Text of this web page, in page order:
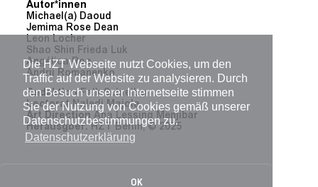
Die HZT Webseite nutzt Cookies, um den
Traffic auf der Website zu analysieren. Durch
den Besuch unserer Internetseite stimmen
Sie der Nutzung von Cookies gemäß unserer
Datenschutzbestimmungen zu.
Datenschutzerklärung
OK
Autor*innen
Michael(a) Daoud
Jemima Rose Dean
Leon Locher
Shao Shin Frieda Luk
Angélica Roa
Andrii Romanenko
RedaktionFalk Schreiber
LectoratNaledi Majola
Art Direction Ana Lessing Menjibar
Herausgber:HZT Berlin, © 2025